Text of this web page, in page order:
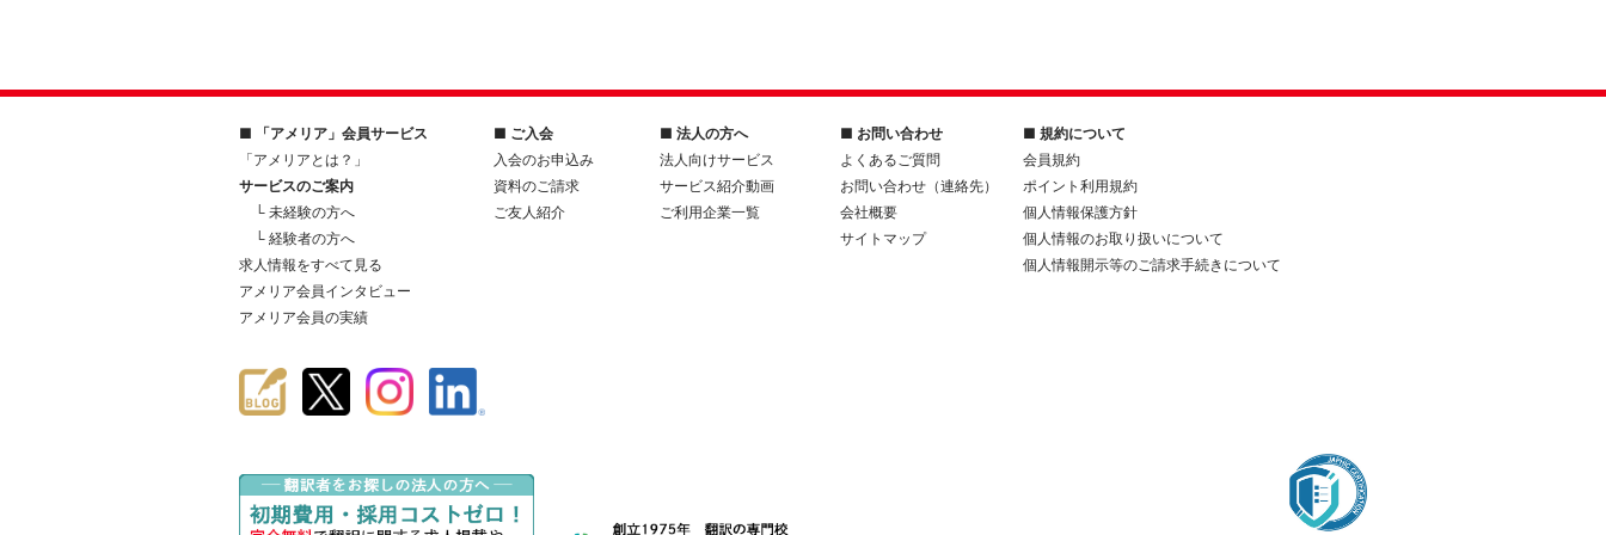
■ 「アメリア」会員サービス
「アメリアとは？」
サービスのご案内
└ 未経験の方へ
└ 経験者の方へ
求人情報をすべて見る
アメリア会員インタビュー
アメリア会員の実績
■ ご入会
入会のお申込み
資料のご請求
ご友人紹介
■ 法人の方へ
法人向けサービス
サービス紹介動画
ご利用企業一覧
■ お問い合わせ
よくあるご質問
お問い合わせ（連絡先）
会社概要
サイトマップ
■ 規約について
会員規約
ポイント利用規約
個人情報保護方針
個人情報のお取り扱いについて
個人情報開示等のご請求手続きについて